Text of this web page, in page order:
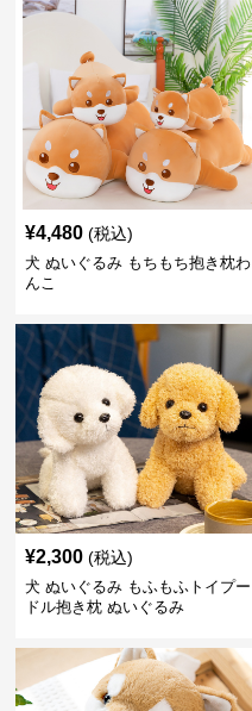
¥4,480 (税込)
犬 ぬいぐるみ もちもち抱き枕わ
んこ
¥2,300 (税込)
犬 ぬいぐるみ もふもふトイプー
ドル抱き枕 ぬいぐるみ